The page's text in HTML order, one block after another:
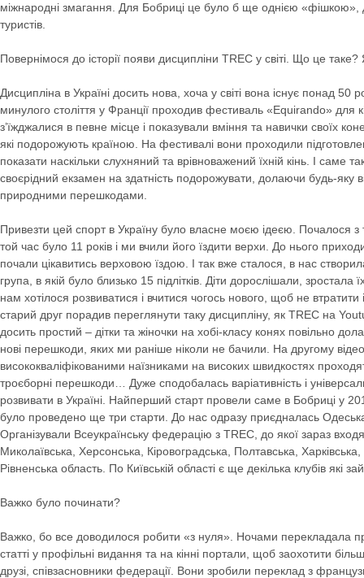
міжнародні змагання. Для Бобриці це було б ще однією «фішкою»,
туристів.
Повернімося до історії появи дисципліни TREC у світі. Що це таке?
Дисципліна в Україні досить нова, хоча у світі вона існує понад 50
минулого століття у Франції проходив фестиваль «Equirando» для
з’їжджалися в певне місце і показували вміння та навички своїх
які подорожують країною. На фестивалі вони проходили
показати наскільки слухняний та врівноважений їхній кінь. І саме
своєрідний екзамен на здатність подорожувати, долаючи будь-яку
природними перешкодами.
Привезти цей спорт в Україну було власне моєю ідеєю. Почалося
той час було 11 років і ми вчили його їздити верхи. До нього
почали цікавитись верховою їздою. І так вже сталося, в нас
група, в якій було близько 15 підлітків. Діти дорослішали, зростала
нам хотілося розвиватися і вчитися чогось нового, щоб не
старий друг порадив переглянути таку дисципліну, як TREC на
досить простий – дітки та жіночки на хобі-класу конях повільно
нові перешкоди, яких ми раніше ніколи не бачили. На другому
висококваліфікованими наїзниками на високих швидкостях
троєборні перешкоди… Дуже сподобалась варіативність і
розвивати в Україні. Найперший старт провели саме в Бобриці у
було проведено ще три старти. До нас одразу приєдналась
Організували Всеукраїнську федерацію з ТRЕС, до якої зараз
Миколаївська, Херсонська, Кіровоградська, Полтавська,
Рівненська область. По Київській області є ще декілька клубів які
Важко було починати?
Важко, бо все доводилося робити «з нуля». Ночами перекладала
статті у профільні видання та на кінні портали, щоб заохотити
друзі, співзасновники федерації. Вони зробили переклад з